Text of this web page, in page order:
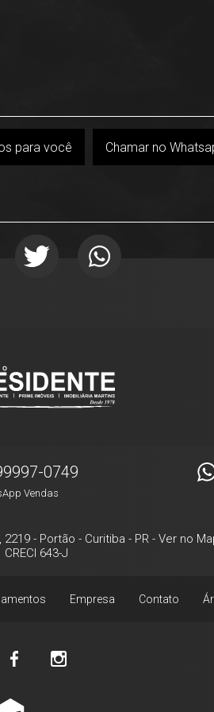
para você Chamar no
0749
Vendas
2219 - Portão - Curitiba - PR - Ver no
CRECI 643-J
Empresa Contato